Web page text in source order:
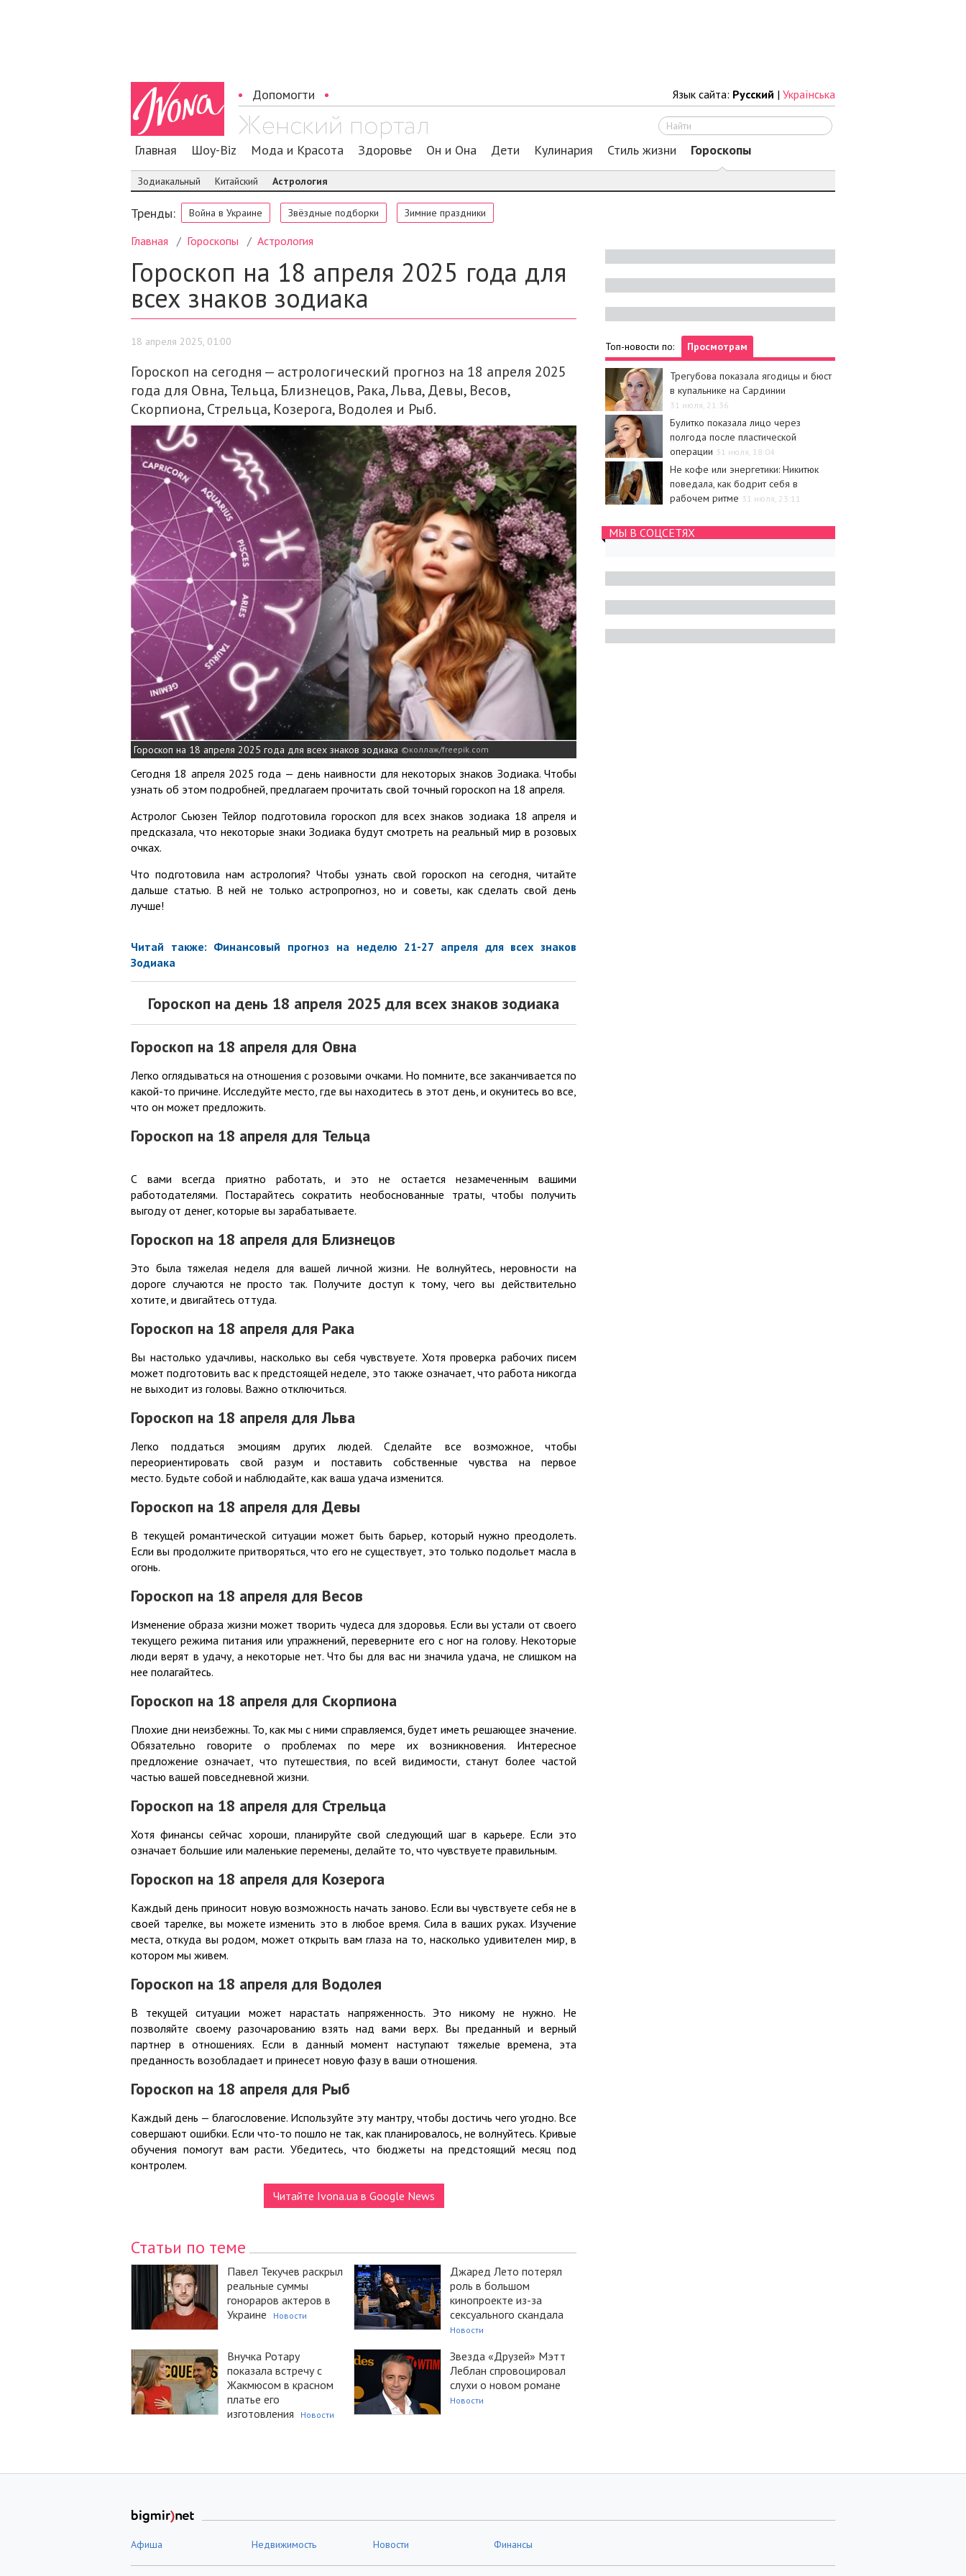
Допомогти Язык сайта: Русский | Українська
Главная Шоу-Biz Мода и Красота Здоровье Он и Она Дети Кулинария Стиль жизни Гороскопы
Зодиакальный Китайский Астрология
Тренды: Война в Украине Звёздные подборки Зимние праздники
Главная Гороскопы Астрология
Гороскоп на 18 апреля 2025 года для
всех знаков зодиака
18 апреля 2025, 01:00
Гороскоп на сегодня — астрологический прогноз на 18 апреля 2025
года для Овна, Тельца, Близнецов, Рака, Льва, Девы, Весов,
Скорпиона, Стрельца, Козерога, Водолея и Рыб.
Гороскоп на 18 апреля 2025 года для всех знаков зодиака коллаж/freepik.com
Сегодня 18 апреля 2025 года — день наивности для некоторых знаков Зодиака. Чтобы
узнать об этом подробней, предлагаем прочитать свой точный гороскоп на 18 апреля.
Астролог Сьюзен Тейлор подготовила гороскоп для всех знаков зодиака 18 апреля и
предсказала, что некоторые знаки Зодиака будут смотреть на реальный мир в розовых
очках.
Что подготовила нам астрология? Чтобы узнать свой гороскоп на сегодня, читайте
дальше статью. В ней не только астропрогноз, но и советы, как сделать свой день
лучше!
Читай также: Финансовый прогноз на неделю 21-27 апреля для всех знаков
Зодиака
Гороскоп на день 18 апреля 2025 для всех знаков зодиака
Гороскоп на 18 апреля для Овна
Легко оглядываться на отношения с розовыми очками. Но помните, все заканчивается по
какой-то причине. Исследуйте место, где вы находитесь в этот день, и окунитесь во все,
что он может предложить.
Гороскоп на 18 апреля для Тельца
С вами всегда приятно работать, и это не остается незамеченным вашими
работодателями. Постарайтесь сократить необоснованные траты, чтобы получить
выгоду от денег, которые вы зарабатываете.
Гороскоп на 18 апреля для Близнецов
Это была тяжелая неделя для вашей личной жизни. Не волнуйтесь, неровности на
дороге случаются не просто так. Получите доступ к тому, чего вы действительно
хотите, и двигайтесь оттуда.
Гороскоп на 18 апреля для Рака
Вы настолько удачливы, насколько вы себя чувствуете. Хотя проверка рабочих писем
может подготовить вас к предстоящей неделе, это также означает, что работа никогда
не выходит из головы. Важно отключиться.
Гороскоп на 18 апреля для Льва
Легко поддаться эмоциям других людей. Сделайте все возможное, чтобы
переориентировать свой разум и поставить собственные чувства на первое
место. Будьте собой и наблюдайте, как ваша удача изменится.
Гороскоп на 18 апреля для Девы
В текущей романтической ситуации может быть барьер, который нужно преодолеть.
Если вы продолжите притворяться, что его не существует, это только подольет масла в
огонь.
Гороскоп на 18 апреля для Весов
Изменение образа жизни может творить чудеса для здоровья. Если вы устали от своего
текущего режима питания или упражнений, переверните его с ног на голову. Некоторые
люди верят в удачу, а некоторые нет. Что бы для вас ни значила удача, не слишком на
нее полагайтесь.
Гороскоп на 18 апреля для Скорпиона
Плохие дни неизбежны. То, как мы с ними справляемся, будет иметь решающее значение.
Обязательно говорите о проблемах по мере их возникновения. Интересное
предложение означает, что путешествия, по всей видимости, станут более частой
частью вашей повседневной жизни.
Гороскоп на 18 апреля для Стрельца
Хотя финансы сейчас хороши, планируйте свой следующий шаг в карьере. Если это
означает большие или маленькие перемены, делайте то, что чувствуете правильным.
Гороскоп на 18 апреля для Козерога
Каждый день приносит новую возможность начать заново. Если вы чувствуете себя не в
своей тарелке, вы можете изменить это в любое время. Сила в ваших руках. Изучение
места, откуда вы родом, может открыть вам глаза на то, насколько удивителен мир, в
котором мы живем.
Гороскоп на 18 апреля для Водолея
В текущей ситуации может нарастать напряженность. Это никому не нужно. Не
позволяйте своему разочарованию взять над вами верх. Вы преданный и верный
партнер в отношениях. Если в данный момент наступают тяжелые времена, эта
преданность возобладает и принесет новую фазу в ваши отношения.
Гороскоп на 18 апреля для Рыб
Каждый день — благословение. Используйте эту мантру, чтобы достичь чего угодно. Все
совершают ошибки. Если что-то пошло не так, как планировалось, не волнуйтесь. Кривые
обучения помогут вам расти. Убедитесь, что бюджеты на предстоящий месяц под
контролем.
Читайте Ivona.ua в Google News
Статьи по теме
Павел Текучев раскрыл
реальные суммы
гонораров актеров в
Украине
Новости
Джаред Лето потерял
роль в большом
кинопроекте из-за
сексуального скандала
Новости
Внучка Ротару
показала встречу с
Жакмюсом в красном
платье его
изготовления
Новости
Звезда «Друзей» Мэтт
Леблан спровоцировал
слухи о новом романе
Новости
Топ-новости по: Просмотрам
Трегубова показала ягодицы и бюст
в купальнике на Сардинии
31 июля, 21:36
Булитко показала лицо через
полгода после пластической
операции 31 июля, 18:04
Не кофе или энергетики: Никитюк
поведала, как бодрит себя в
рабочем ритме 31 июля, 23:11
МЫ В СОЦСЕТЯХ
Афиша Недвижимость Новости Финансы